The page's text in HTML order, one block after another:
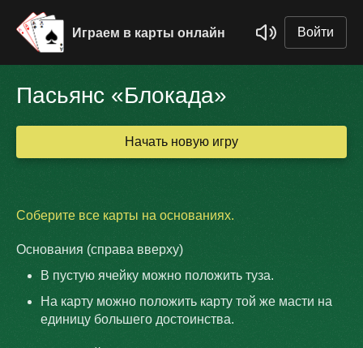
Играем в карты онлайн Войти
Пасьянс «Блокада»
Начать новую игру
Соберите все карты на основаниях.
Основания (справа вверху)
В пустую ячейку можно положить туза.
На карту можно положить карту той же масти на
единицу большего достоинства.